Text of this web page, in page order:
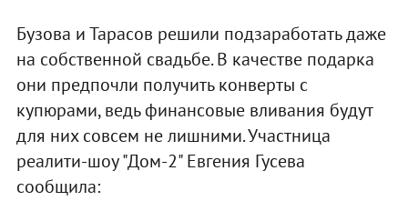
Бузова и Тарасов решили подзаработать даже
на собственной свадьбе. В качестве подарка
они предпочли получить конверты с
купюрами, ведь финансовые вливания будут
для них совсем не лишними. Участница
реалити-шоу "Дом-2" Евгения Гусева
сообщила: